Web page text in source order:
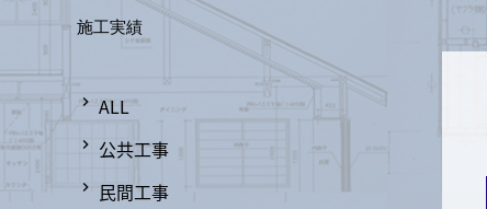
施工実績
ALL
公共工事
民間工事